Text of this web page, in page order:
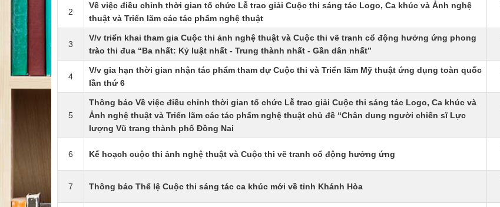
2
Về việc điều chỉnh thời gian tổ chức Lễ trao giải Cuộc thi sáng tác Logo, Ca khúc và Ảnh nghệ
thuật và Triển lãm các tác phẩm nghệ thuật
3
V/v triển khai tham gia Cuộc thi ảnh nghệ thuật và Cuộc thi vẽ tranh cổ động hưởng ứng phong
trào thi đua “Ba nhất: Kỷ luật nhất - Trung thành nhất - Gần dân nhất”
4
V/v gia hạn thời gian nhận tác phẩm tham dự Cuộc thi và Triển lãm Mỹ thuật ứng dụng toàn quốc
lần thứ 6
5
Thông báo Về việc điều chỉnh thời gian tổ chức Lễ trao giải Cuộc thi sáng tác Logo, Ca khúc và
Ảnh nghệ thuật và Triển lãm các tác phẩm nghệ thuật chủ đề “Chân dung người chiến sĩ Lực
lượng Vũ trang thành phố Đồng Nai
6 Kế hoạch cuộc thi ảnh nghệ thuật và Cuộc thi vẽ tranh cổ động hưởng ứng
7 Thông báo Thể lệ Cuộc thi sáng tác ca khúc mới về tỉnh Khánh Hòa